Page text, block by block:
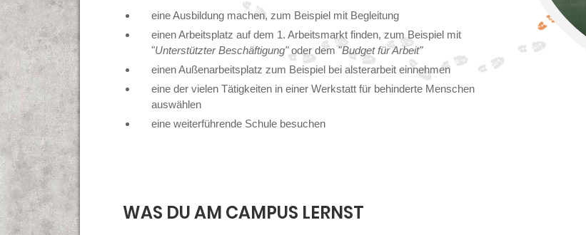
eine Ausbildung machen, zum Beispiel mit Begleitung
einen Arbeitsplatz auf dem 1. Arbeitsmarkt finden, zum Beispiel mit
"Unterstützter Beschäftigung"oder dem "Budget für Arbeit"
einen Außenarbeitsplatz zum Beispiel bei alsterarbeit einnehmen
eine der vielen Tätigkeiten in einer Werkstatt für behinderte Menschen
auswählen
eine weiterführende Schule besuchen
WAS DU AM CAMPUS LERNST